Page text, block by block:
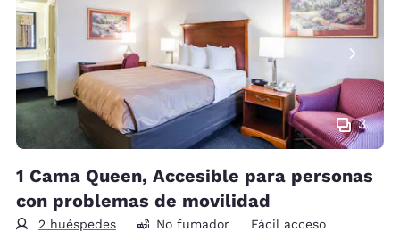
3
1 Cama Queen, Accesible para personas
con problemas de movilidad
2 huéspedes No fumador Fácil acceso